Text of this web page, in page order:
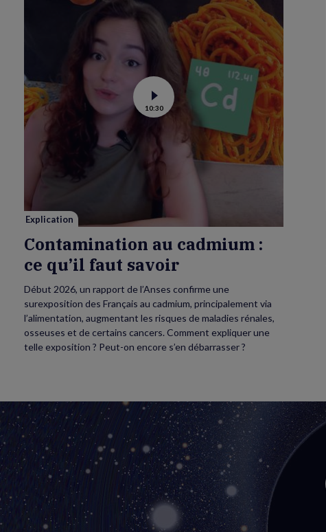
Voir
la
vidéo
au
cadmium :
ce
10:30
Explication
Contamination au cadmium :
ce qu’il faut savoir
Début 2026, un rapport de l’Anses confirme une
surexposition des Français au cadmium, principalement via
l’alimentation, augmentant les risques de maladies rénales,
osseuses et de certains cancers. Comment expliquer une
telle exposition ? Peut-on encore s’en débarrasser ?